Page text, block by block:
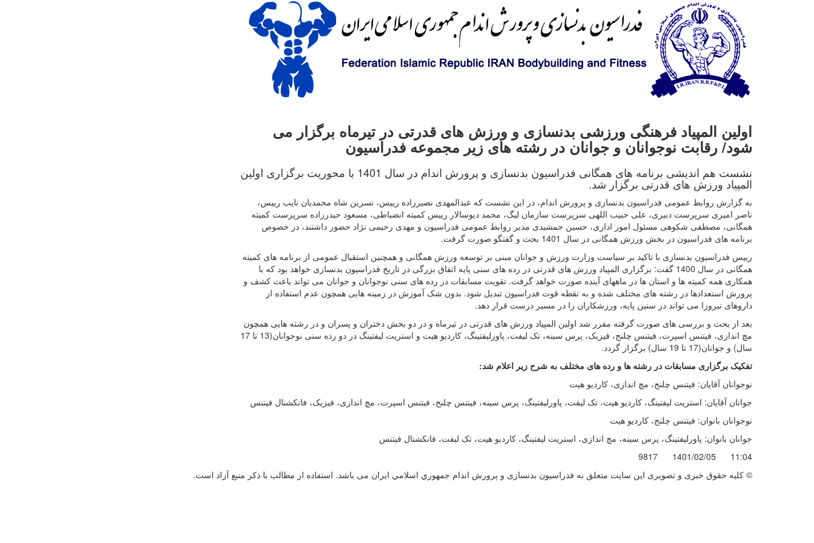
اولین المپیاد فرهنگی ورزشی بدنسازی و ورزش های قدرتی در تیرماه برگزار می
شود/ رقابت نوجوانان و جوانان در رشته های زیر مجموعه فدراسیون
نشست هم اندیشی برنامه های همگانی فدراسیون بدنسازی و پرورش اندام در سال 1401 با محوریت برگزاری اولین
المپیاد ورزش های قدرتی برگزار شد.
به گزارش روابط عمومی فدراسیون بدنسازی و پرورش اندام، در این نشست که عبدالمهدی نصیرزاده رییس، نسرین شاه محمدیان نایب رییس،
ناصر امیری سرپرست دبیری، علی حبیب اللهی سرپرست سازمان لیگ، محمد دیوسالار رییس کمیته انضباطی، مسعود حیدرزاده سرپرست کمیته
همگانی، مصطفی شکوهی مسئول امور اداری، حسین جمشیدی مدیر روابط عمومی فدراسیون و مهدی رحیمی نژاد حضور داشتند، در خصوص
برنامه های فدراسیون در بخش ورزش همگانی در سال 1401 بحث و گفتگو صورت گرفت.
رییس فدراسیون بدنسازی با تاکید بر سیاست وزارت ورزش و جوانان مبنی بر توسعه ورزش همگانی و همچنین استقبال عمومی از برنامه های کمیته
همگانی در سال 1400 گفت: برگزاری المپیاد ورزش های قدرتی در رده های سنی پایه اتفاق بزرگی در تاریخ فدراسیون بدنسازی خواهد بود که با
همکاری همه کمیته ها و استان ها در ماههای آینده صورت خواهد گرفت. تقویت مسابقات در رده های سنی نوجوانان و جوانان می تواند باعث کشف و
پرورش استعدادها در رشته های مختلف شده و به نقطه قوت فدراسیون تبدیل شود. بدون شک آموزش در زمینه هایی همچون عدم استفاده از
داروهای نیروزا می تواند در سنین پایه، ورزشکاران را در مسیر درست قرار دهد.
بعد از بحث و بررسی های صورت گرفته مقرر شد اولین المپیاد ورزش های قدرتی در تیرماه و در دو بخش دختران و پسران و در رشته هایی همچون
مچ اندازی، فیتنس اسپرت، فیتنس چلنج، فیزیک، پرس سینه، تک لیفت، پاورلیفتینگ، کاردیو هیت و استریت لیفتینگ در دو رده سنی نوجوانان(13 تا 17
سال) و جوانان(17 تا 19 سال) برگزار گردد.
تفکیک برگزاری مسابقات در رشته ها و رده های مختلف به شرح زیر اعلام شد:
نوجوانان آقایان: فیتنس چلنج، مچ اندازی، کاردیو هیت
جوانان آقایان: استریت لیفتینگ، کاردیو هیت، تک لیفت، پاورلیفتینگ، پرس سینه، فیتنس چلنج، فیتنس اسپرت، مچ اندازی، فیزیک، فانکشنال فیتنس
نوجوانان بانوان: فیتنس چلنج، کاردیو هیت
جوانان بانوان: پاورلیفتینگ، پرس سینه، مچ اندازی، استریت لیفتینگ، کاردیو هیت، تک لیفت، فانکشنال فیتنس
11:04
1401/02/05
9817
© کليه حقوق خبری و تصويری اين سايت متعلق به فدراسيون بدنسازی و پرورش اندام جمهوري اسلامي ايران می باشد. استفاده از مطالب با ذكر منبع آزاد است.